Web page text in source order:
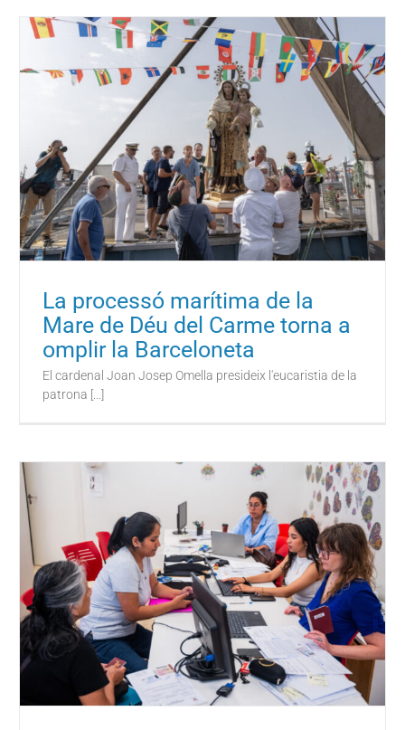
La processó marítima de la
Mare de Déu del Carme torna a
omplir la Barceloneta
El cardenal Joan Josep Omella presideix l'eucaristia de la
patrona [...]